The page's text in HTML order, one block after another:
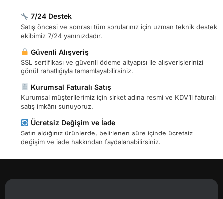
7/24 Destek
Satış öncesi ve sonrası tüm sorularınız için uzman teknik destek
ekibimiz 7/24 yanınızdadır.
Güvenli Alışveriş
SSL sertifikası ve güvenli ödeme altyapısı ile alışverişlerinizi
gönül rahatlığıyla tamamlayabilirsiniz.
Kurumsal Faturalı Satış
Kurumsal müşterilerimiz için şirket adına resmi ve KDV’li faturalı
satış imkânı sunuyoruz.
Ücretsiz Değişim ve İade
Satın aldığınız ürünlerde, belirlenen süre içinde ücretsiz
değişim ve iade hakkından faydalanabilirsiniz.